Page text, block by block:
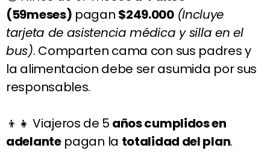
(59meses) pagan $249.000 (Incluye
tarjeta de asistencia médica y silla en el
bus). Comparten cama con sus padres y
la alimentacion debe ser asumida por sus
responsables.
👦👧 Viajeros de 5 años cumplidos en
adelantepagan la totalidad del plan.